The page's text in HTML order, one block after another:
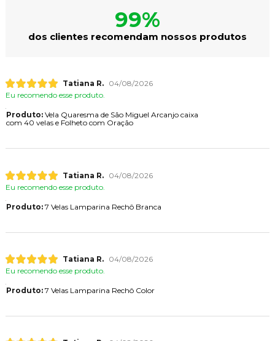
99%
dos clientes recomendam nossos produtos
Tatiana R.
04/08/2026
Eu recomendo esse produto.
Produto:Vela Quaresma de São Miguel Arcanjo caixa
com 40 velas e Folheto com Oração
Tatiana R.
04/08/2026
Eu recomendo esse produto.
Produto:7 Velas Lamparina Rechô Branca
Tatiana R.
04/08/2026
Eu recomendo esse produto.
Produto:7 Velas Lamparina Rechô Color